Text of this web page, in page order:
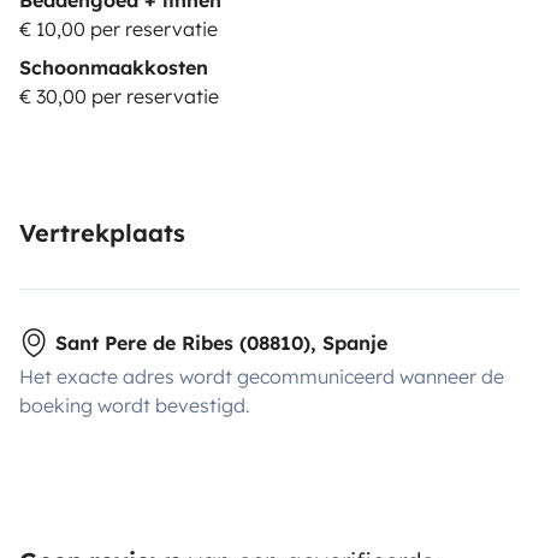
€ 10,00 per reservatie
Schoonmaakkosten
€ 30,00 per reservatie
Vertrekplaats
Sant Pere de Ribes (08810), Spanje
Het exacte adres wordt gecommuniceerd wanneer de
boeking wordt bevestigd.